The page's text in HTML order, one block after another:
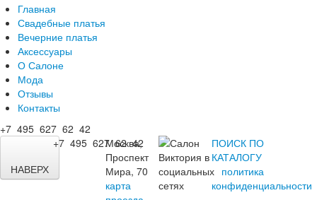
Главная
Свадебные платья
Вечерние платья
Аксессуары
О Салоне
Мода
Отзывы
Контакты
+7 495 627 62 42
НАВЕРХ
+7 495 627 62 42
Москва,
Проспект
Мира, 70
карта
ПОИСК ПО
КАТАЛОГУ
политика
конфиденциальности